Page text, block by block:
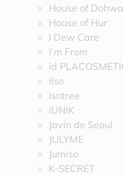
House of Dohwa
House of Hur
I Dew Care
I’m From
id
ilso
Isntree
iUNIK
Javin de Seoul
JULYME
Jumiso
K-SECRET